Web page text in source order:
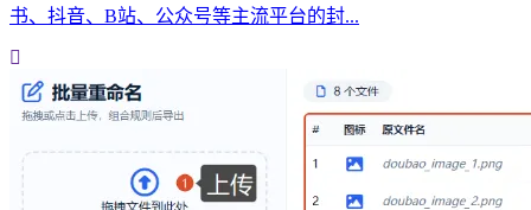
书、抖音、B站、公众号等主流平台的封...